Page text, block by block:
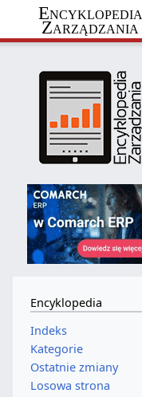
Encyklopedia
Zarządzania
Encyklopedia
Indeks
Kategorie
Ostatnie zmiany
Losowa strona